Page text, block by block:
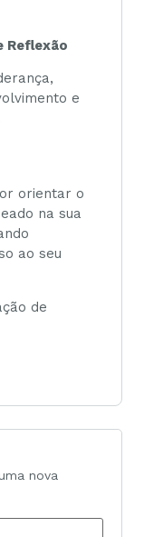
Reflexão
e
orientar o
na sua
ao seu
de
nova